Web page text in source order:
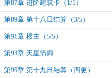
第87章 进阶建筑卡（1/5）
第89章 第十八日结算（3/5）
第91章 楼主（5/5）
第93章 天星箭廊
第95章 第十九日结算（四更）